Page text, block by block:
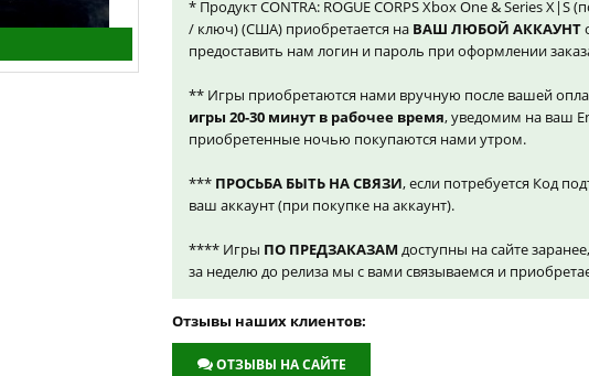
* Продукт CONTRA: ROGUE CORPS Xbox One & Series X|S
/ ключ) (США) приобретается на ВАШ ЛЮБОЙ АККАУНТ
предоставить нам логин и пароль при оформлении
** Игры приобретаются нами вручную после вашей
игры 20-30 минут в рабочее время, уведомим на ваш
приобретенные ночью покупаются нами утром.
*** ПРОСЬБА БЫТЬ НА СВЯЗИ, если потребуется Код
ваш аккаунт (при покупке на аккаунт).
**** Игры ПО ПРЕДЗАКАЗАМ доступны на сайте
за неделю до релиза мы с вами связываемся и
Отзывы наших клиентов:
ОТЗЫВЫ НА САЙТЕ